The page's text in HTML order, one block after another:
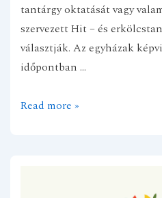
tantárgy oktatását vagy
szervezett Hit – és
választják. Az egyházak
időpontban …
Tájékoztató
Read more »